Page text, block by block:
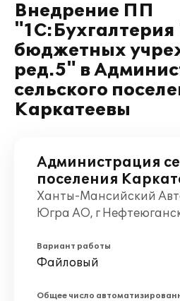
Внедрение ПП
"1С:Бухгалтерия
бюджетных
ред.5" в
сельского
Каркатеевы
Администрация
поселения
Ханты-Мансийский
Югра АО, г
Вариант работы
Файловый
Общее число